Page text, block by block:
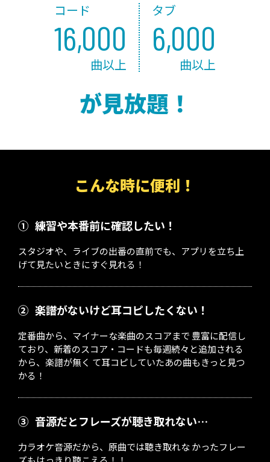
コード
16,000
曲以上
タブ
6,000
曲以上
が見放題！
こんな時に便利！
① 練習や本番前に確認したい！
スタジオや、ライブの出番の直前でも、アプリを立ち上
げて見たいときにすぐ見れる！
② 楽譜がないけど耳コピしたくない！
定番曲から、マイナーな楽曲のスコアまで 豊富に配信し
ており、新着のスコア・コードも毎週続々と追加される
から、楽譜が無く て耳コピしていたあの曲もきっと見つ
かる！
③ 音源だとフレーズが聴き取れない…
力ラオケ音源だから、原曲では聴き取れな かったフレー